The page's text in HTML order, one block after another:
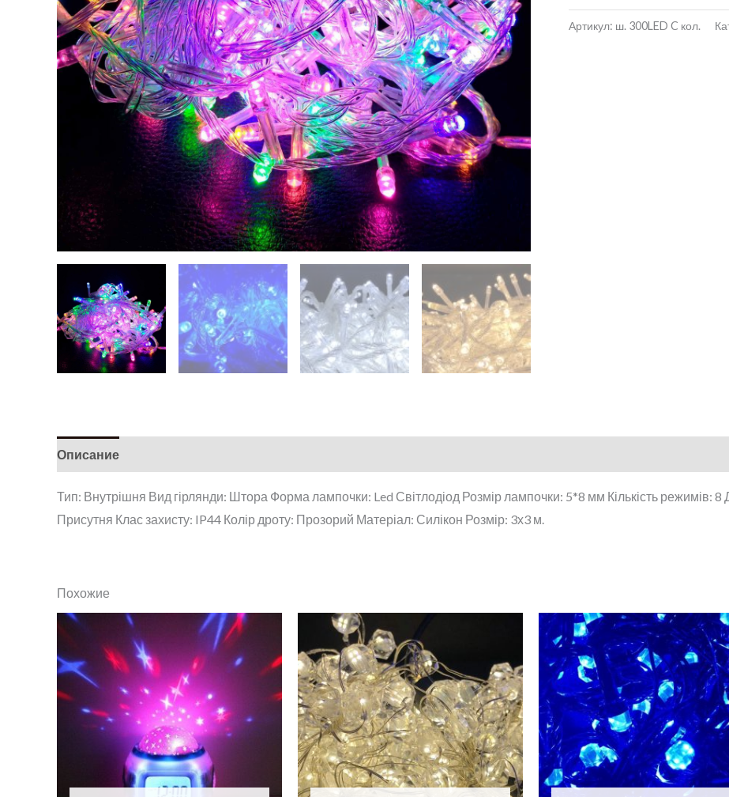
Артикул: ш. 300LED C кол.
Описание
Тип: Внутрішня Вид гірлянди: Штора Форма лампочки: Led Світлодіод Розмір лампочки: 5*8 мм Кількість режимів:
Присутня Клас захисту: IP44 Колір дроту: Прозорий Матеріал: Силікон Розмір: 3х3 м.
Похожие